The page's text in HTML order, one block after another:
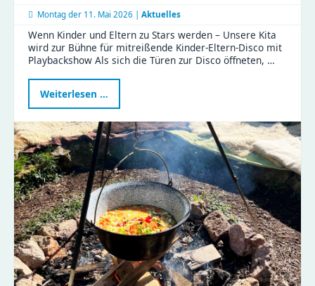
Montag der 11. Mai 2026 | Aktuelles
Wenn Kinder und Eltern zu Stars werden – Unsere Kita
wird zur Bühne für mitreißende Kinder-Eltern-Disco mit
Playbackshow Als sich die Türen zur Disco öffneten, …
Weiterlesen …
im
–
ein
verbindender
Nachmittag
voller
Magie